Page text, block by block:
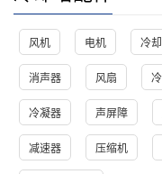
风机 电机 冷
消声器 风扇
冷凝器 声屏障
减速器 压缩机